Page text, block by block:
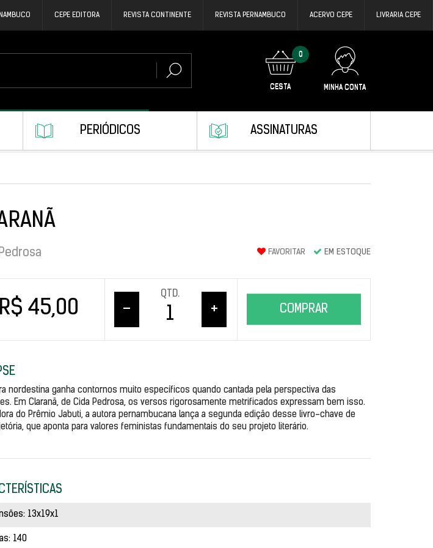
CEPE EDITORA REVISTA CONTINENTE REVISTA PERNAMBUCO ACERVO CEPE LIVRARIA CEPE
0
CESTA MINHA CONTA
PERIÓDICOS ASSINATURAS
FAVORITAR EM ESTOQUE
R$ 45,00 –
QTD.
+ COMPRAR
nordestina ganha contornos muito específicos quando cantada pela perspectiva das
Em Claranã, de Cida Pedrosa, os versos rigorosamente metrificados expressam bem isso.
do Prêmio Jabuti, a autora pernambucana lança a segunda edição desse livro-chave de
que aponta para valores feministas fundamentais do seu projeto literário.
13x19x1
140